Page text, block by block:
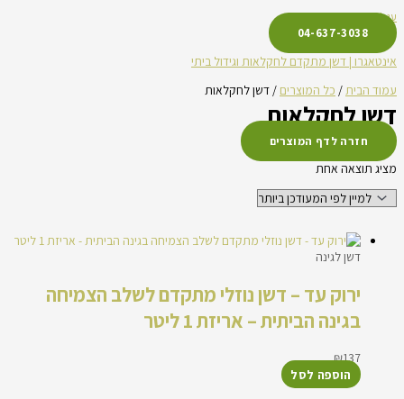
עגלת קניות
04-637-3038
אינטאגרו | דשן מתקדם לחקלאות וגידול ביתי
עמוד הבית/ כל המוצרים / דשן לחקלאות
דשן לחקלאות
חזרה לדף המוצרים
מציג תוצאה אחת
דשן לגינה
ירוק עד – דשן נוזלי מתקדם לשלב הצמיחה
בגינה הביתית – אריזת 1 ליטר
₪137
הוספה לסל